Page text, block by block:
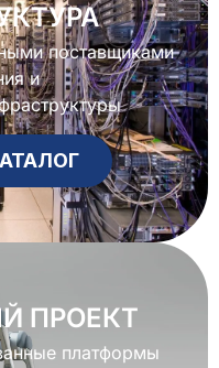
поставщиками
и
ПРОЕКТ
платформы